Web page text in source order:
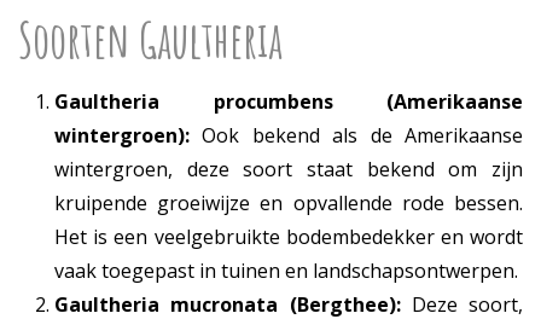
Soorten Gaultheria
Gaultheria procumbens (Amerikaanse
wintergroen): Ook bekend als de Amerikaanse
wintergroen, deze soort staat bekend om zijn
kruipende groeiwijze en opvallende rode bessen.
Het is een veelgebruikte bodembedekker en wordt
vaak toegepast in tuinen en landschapsontwerpen.
Gaultheria mucronata (Bergthee):Deze soort,